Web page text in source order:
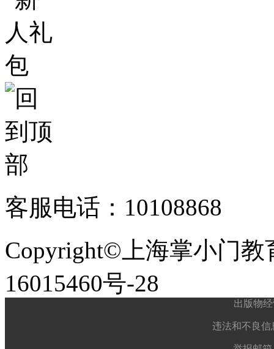
客服电话：10108868
Copyright©上海掌小门教
16015460号-28
出版物
违法和不良信